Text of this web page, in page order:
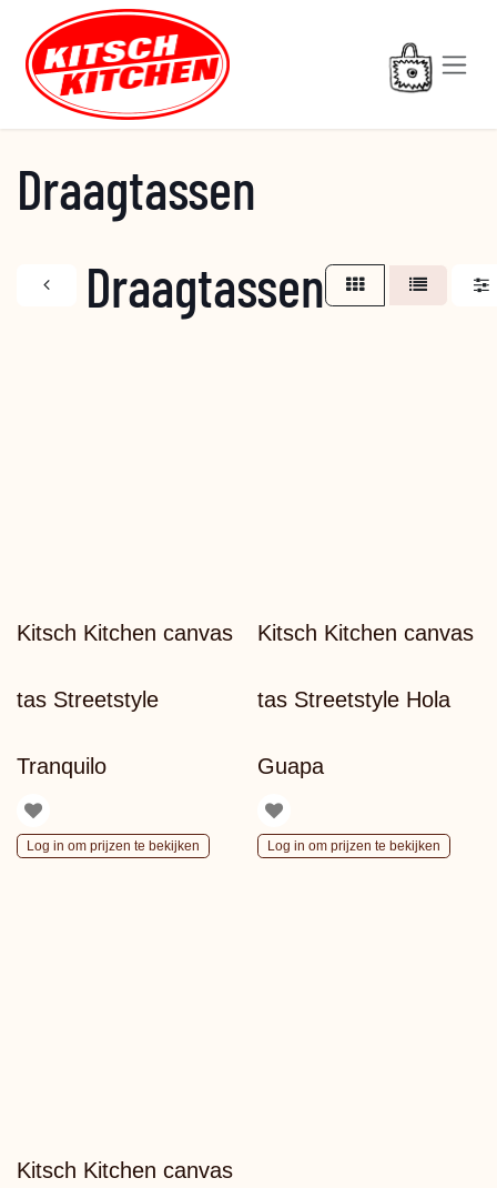
Overslaan naar inhoud
Draagtassen
Draagtassen
Kitsch Kitchen canvas
tas Streetstyle
Tranquilo
Log in om prijzen te bekijken
Kitsch Kitchen canvas
tas Streetstyle Hola
Guapa
Log in om prijzen te bekijken
Kitsch Kitchen canvas